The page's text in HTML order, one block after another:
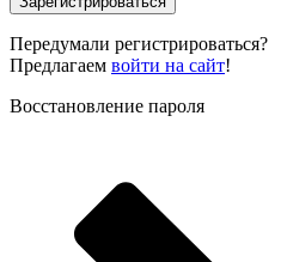
Передумали регистрироваться?
Предлагаем войти на сайт!
Восстановление пароля